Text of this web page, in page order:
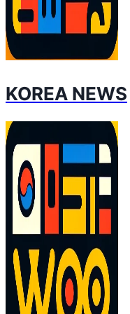
KOREA NEWS